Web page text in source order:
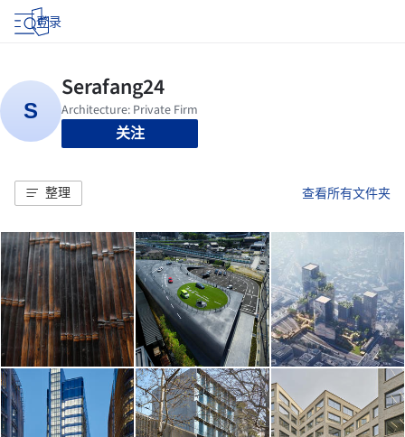
登录
关注
整理 查看所有文件夹